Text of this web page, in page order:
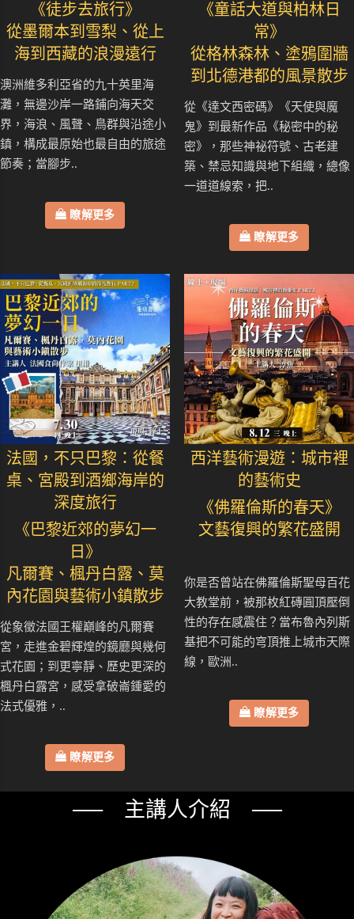
《徒步去旅行》
從墨爾本到雪梨、從上
海到西藏的浪漫遠行
澳洲維多利亞省的九十英里海
灘，無邊沙岸一路鋪向海天交
界，海浪、風聲、鳥群與沿途小
鎮，構成最原始也最自由的旅途
節奏；當腳步..
瞭解更多
《童話大道與柏林日
常》
從格林森林、塗鴉圍牆
到北德港都的風景散步
從《達文西密碼》《天使與魔
鬼》到最新作品《秘密中的秘
密》，那些神祕符號、古老建
築、禁忌知識與地下組織，總像
一道道線索，把..
瞭解更多
法國，不只巴黎：從餐
桌、宮殿到酒鄉海岸的
深度旅行
《巴黎近郊的夢幻一
日》
凡爾賽、楓丹白露、莫
內花園與藝術小鎮散步
從象徵法國王權巔峰的凡爾賽
宮，走進金碧輝煌的鏡廳與幾何
式花園；到更寧靜、歷史更深的
楓丹白露宮，感受拿破崙鍾愛的
法式優雅，..
瞭解更多
西洋藝術漫遊：城市裡
的藝術史
《佛羅倫斯的春天》
文藝復興的繁花盛開
你是否曾站在佛羅倫斯聖母百花
大教堂前，被那枚紅磚圓頂壓倒
性的存在感震住？當布魯內列斯
基把不可能的穹頂推上城市天際
線，歐洲..
瞭解更多
── 主講人介紹 ──